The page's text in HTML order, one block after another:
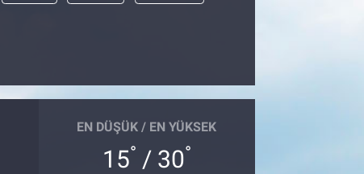
EN DÜŞÜK / EN YÜKSEK
15° / 30°